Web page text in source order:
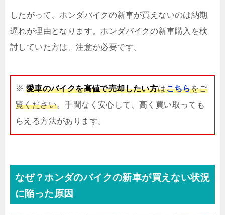
したがって、ホンダバイクの新車が買えないのは納期
遅れが理由となります。ホンダバイクの新車購入を検
討していた方は、注意が必要です。
※ 愛車のバイクを高値で売却したい方はこちらをご
覧ください。手間なく安心して、高く買い取っても
らえる方法があります。
なぜ？ホンダのバイクの新車が買えない状況
に陥った原因